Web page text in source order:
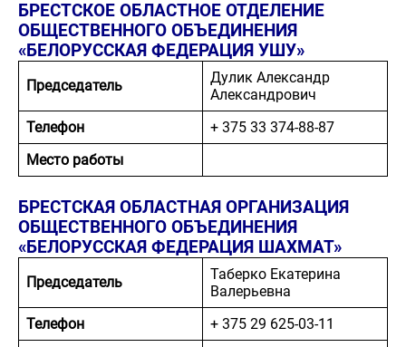
БРЕСТСКОЕ ОБЛАСТНОЕ ОТДЕЛЕНИЕ
ОБЩЕСТВЕННОГО ОБЪЕДИНЕНИЯ
«БЕЛОРУССКАЯ ФЕДЕРАЦИЯ УШУ»
Председатель
Дулик Александр
Александрович
Телефон
+ 375 33 374-88-87
Место работы
БРЕСТСКАЯ ОБЛАСТНАЯ ОРГАНИЗАЦИЯ
ОБЩЕСТВЕННОГО ОБЪЕДИНЕНИЯ
«БЕЛОРУССКАЯ ФЕДЕРАЦИЯ ШАХМАТ»
Председатель
Таберко Екатерина
Валерьевна
Телефон
+ 375 29 625-03-11